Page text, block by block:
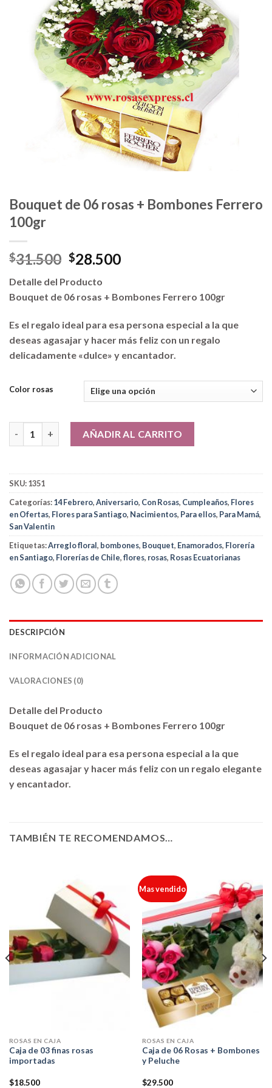
Bouquet de 06 rosas + Bombones Ferrero
100gr
$31.500 $28.500
Detalle del Producto
Bouquet de 06 rosas + Bombones Ferrero 100gr
Es el regalo ideal para esa persona especial a la que
deseas agasajar y hacer más feliz con un regalo
delicadamente «dulce» y encantador.
Color rosas
Bouquet de 06 rosas + Bombones Ferrero 100gr cantidad
AÑADIR AL CARRITO
SKU:1351
Categorías:14 Febrero,Aniversario, Con Rosas, Cumpleaños, Flores
en Ofertas, Flores para Santiago, Nacimientos, Para ellos, Para Mamá,
San Valentin
Etiquetas:Arreglo floral, bombones, Bouquet, Enamorados, Florería
en Santiago, Florerías de Chile,flores, rosas, Rosas Ecuatorianas
DESCRIPCIÓN
INFORMACIÓN ADICIONAL
VALORACIONES (0)
Detalle del Producto
Bouquet de 06 rosas + Bombones Ferrero 100gr
Es el regalo ideal para esa persona especial a la que
deseas agasajar y hacer más feliz con un regalo elegante
y encantador.
TAMBIÉN TE RECOMENDAMOS…
ROSAS EN CAJA
Caja de 03 finas rosas
importadas
$18.500
Mas vendido
ROSAS EN CAJA
Caja de 06 Rosas + Bombones
y Peluche
$29.500